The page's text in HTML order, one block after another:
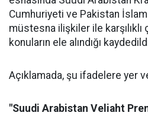
Cumhuriyeti ve Pakistan
müstesna ilişkiler ile karşılıklı
konuların ele alındığı
Açıklamada, şu ifadelere yer
"Suudi Arabistan Veliaht